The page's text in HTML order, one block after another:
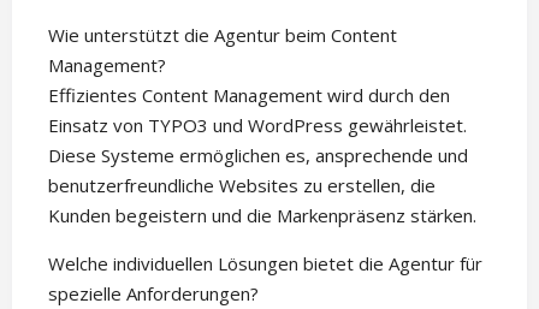
Wie unterstützt die Agentur beim Content
Management?
Effizientes Content Management wird durch den
Einsatz von TYPO3 und WordPress gewährleistet.
Diese Systeme ermöglichen es, ansprechende und
benutzerfreundliche Websites zu erstellen, die
Kunden begeistern und die Markenpräsenz stärken.
Welche individuellen Lösungen bietet die Agentur für
spezielle Anforderungen?